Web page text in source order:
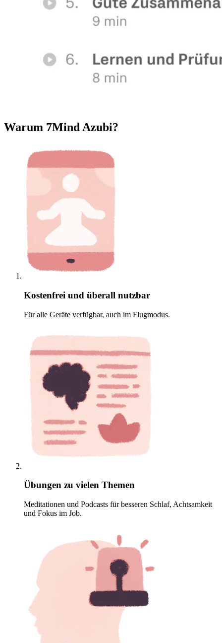
Warum 7Mind Azubi?
Kostenfrei und überall nutzbar
Für alle Geräte verfügbar, auch im Flugmodus.
Übungen zu vielen Themen
Meditationen und Podcasts für besseren Schlaf, Achtsamkeit
und Fokus im Job.